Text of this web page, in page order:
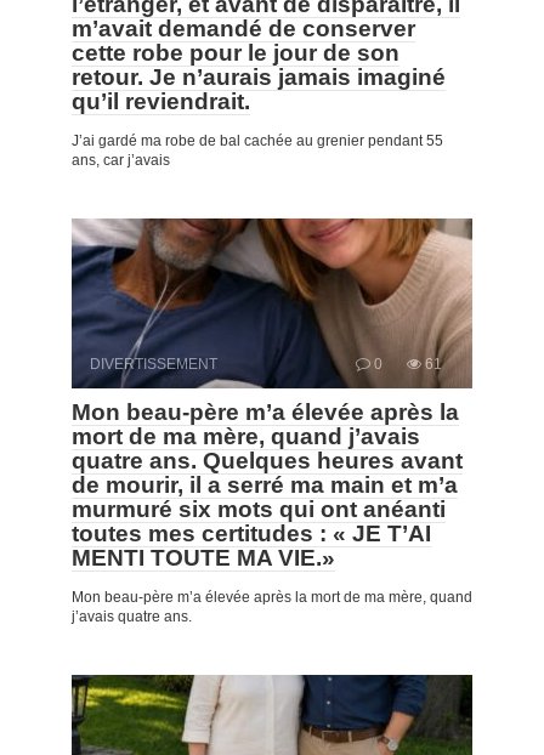
m’avait demandé de conserver
cette robe pour le jour de son
retour. Je n’aurais jamais imaginé
qu’il reviendrait.
J’ai gardé ma robe de bal cachée au grenier pendant 55
ans, car j’avais
DIVERTISSEMENT 0 61
Mon beau-père m’a élevée après la
mort de ma mère, quand j’avais
quatre ans. Quelques heures avant
de mourir, il a serré ma main et m’a
murmuré six mots qui ont anéanti
toutes mes certitudes : « JE T’AI
MENTI TOUTE MA VIE.»
Mon beau-père m’a élevée après la mort de ma mère, quand
j’avais quatre ans.